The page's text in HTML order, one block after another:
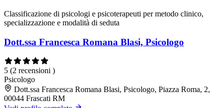
Classificazione di psicologi e psicoterapeuti per metodo clinico,
specializzazione e modalità di seduta
Dott.ssa Francesca Romana Blasi, Psicologo
5 (2 recensioni )
Psicologo
Dott.ssa Francesca Romana Blasi, Psicologo, Piazza Roma, 2,
00044 Frascati RM